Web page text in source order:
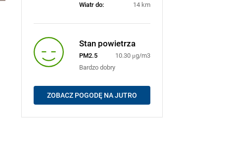
Wiatr do:
14 km
Stan powietrza
PM2.5
10.30 μg/m3
Bardzo dobry
ZOBACZ POGODĘ NA JUTRO